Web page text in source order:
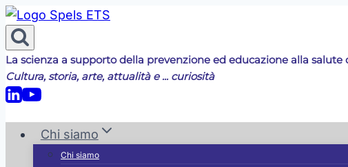
Salta
al
contenuto
La scienza a supporto della prevenzione ed educazione alla salute
Cultura, storia, arte, attualità e ... curiosità
Chi siamo
Chi siamo